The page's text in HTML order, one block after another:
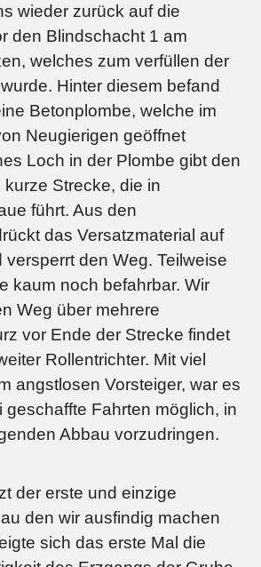
wieder zurück auf die
den Blindschacht 1 am
welches zum verfüllen der
Hinter diesem befand
Betonplombe, welche im
Neugierigen geöffnet
Loch in der Plombe gibt den
Strecke, die in
führt. Aus den
das Versatzmaterial auf
versperrt den Weg. Teilweise
kaum noch befahrbar. Wir
Weg über mehrere
vor Ende der Strecke findet
Rollentrichter. Mit viel
angstlosen Vorsteiger, war es
geschaffte Fahrten möglich, in
Abbau vorzudringen.
der erste und einzige
den wir ausfindig machen
sich das erste Mal die